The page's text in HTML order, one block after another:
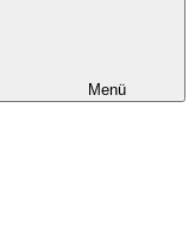
Menü